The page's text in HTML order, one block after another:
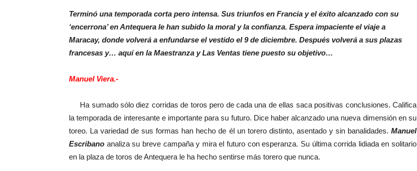
Terminó una temporada corta pero intensa. Sus triunfos en Francia y el éxito alcanzado con su
‘encerrona’ en Antequera le han subido la moral y la confianza. Espera impaciente el viaje a
Maracay, donde volverá a enfundarse el vestido el 9 de diciembre. Después volverá a sus plazas
francesas y… aquí en la Maestranza y Las Ventas tiene puesto su objetivo…
Manuel Viera.-
Ha sumado sólo diez corridas de toros pero de cada una de ellas saca positivas conclusiones. Califica
la temporada de interesante e importante para su futuro. Dice haber alcanzado una nueva dimensión en su
toreo. La variedad de sus formas han hecho de él un torero distinto, asentado y sin banalidades. Manuel
Escribano analiza su breve campaña y mira el futuro con esperanza. Su última corrida lidiada en solitario
en la plaza de toros de Antequera le ha hecho sentirse más torero que nunca.